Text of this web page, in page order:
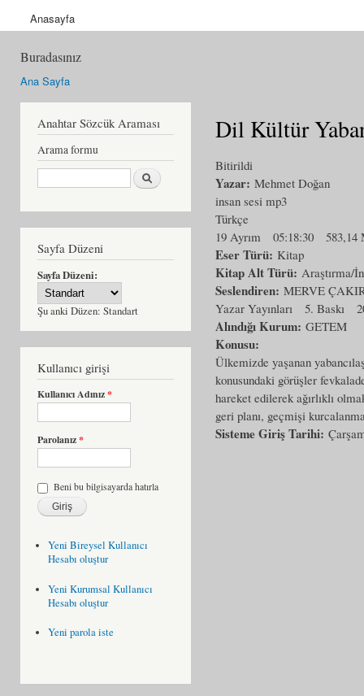
Anasayfa
Buradasınız
Ana Sayfa
Anahtar Sözcük Araması
Arama formu
Ara
Sayfa Düzeni
Sayfa Düzeni:
Şu anki Düzen: Standart
Kullanıcı girişi
Kullanıcı Adınız*
Parolanız*
Beni bu bilgisayarda hatırla
Yeni Bireysel Kullanıcı
Hesabı oluştur
Yeni Kurumsal Kullanıcı
Hesabı oluştur
Yeni parola iste
Dil Kültür
Bitirildi
Yazar: Mehmet Doğan
insan sesi mp3
Türkçe
19 Ayrım
05:18:30 583,14
Eser Türü: Kitap
Kitap Alt Türü: Araştırma/
Seslendiren: MERVE
Yazar Yayınları
5. Baskı
Alındığı Kurum: GETEM
Konusu:
Ülkemizde yaşanan
konusundaki görüşler
hareket edilerek ağırlıklı
geri planı, geçmişi
Sisteme Giriş Tarihi: